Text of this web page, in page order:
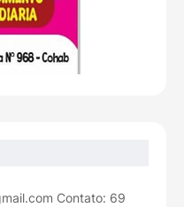
Contato: 69